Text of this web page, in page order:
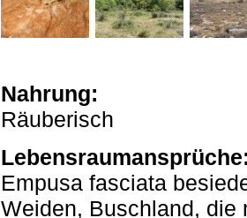
Nahrung:
Räuberisch
Empusa fasciata
Weiden, Buschland, die